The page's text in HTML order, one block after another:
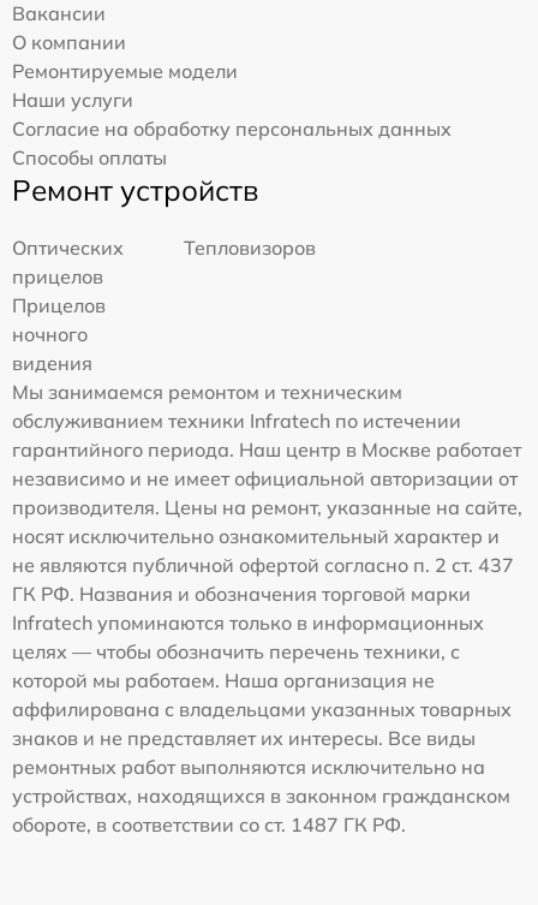
Вакансии
О компании
Ремонтируемые модели
Наши услуги
Согласие на обработку персональных данных
Способы оплаты
Ремонт устройств
Оптических
прицелов
Тепловизоров
Прицелов
ночного
видения
Мы занимаемся ремонтом и техническим
обслуживанием техники Infratech по истечении
гарантийного периода. Наш центр в Москве работает
независимо и не имеет официальной авторизации от
производителя. Цены на ремонт, указанные на сайте,
носят исключительно ознакомительный характер и
не являются публичной офертой согласно п. 2 ст. 437
ГК РФ. Названия и обозначения торговой марки
Infratech упоминаются только в информационных
целях — чтобы обозначить перечень техники, с
которой мы работаем. Наша организация не
аффилирована с владельцами указанных товарных
знаков и не представляет их интересы. Все виды
ремонтных работ выполняются исключительно на
устройствах, находящихся в законном гражданском
обороте, в соответствии со ст. 1487 ГК РФ.